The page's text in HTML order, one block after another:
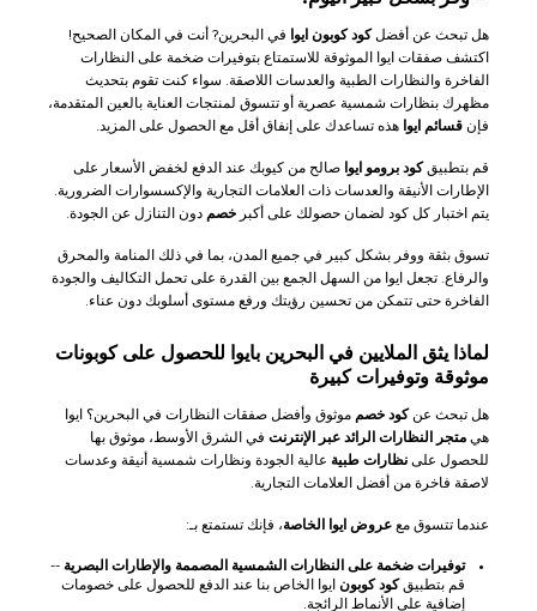
هل تبحث عن أفضلكود كوبون ايوا
في البحرين? أنت في المكان الصحيح!
اكتشف صفقات ايوا الموثوقة للاستمتاع بتوفيرات ضخمة على النظارات
الفاخرة والنظارات الطبية والعدسات اللاصقة. سواء كنت تقوم بتحديث
مظهرك بنظارات شمسية عصرية أو تتسوق لمنتجات العناية بالعين المتقدمة،
فإن قسائم ايوا هذه تساعدك على إنفاق أقل مع الحصول على المزيد.
قم بتطبيقكود برومو ايوا صالح من كيوبك عند الدفع لخفض الأسعار على
الإطارات الأنيقة والعدسات ذات العلامات التجارية والإكسسوارات الضرورية.
يتم اختبار كل كود لضمان حصولك على أكبر خصم دون التنازل عن الجودة.
تسوق بثقة ووفر بشكل كبير في جميع المدن، بما في ذلك المنامة والمحرق
والرفاع. تجعل ايوا من السهل الجمع بين القدرة على تحمل التكاليف والجودة
الفاخرة حتى تتمكن من تحسين رؤيتك ورفع مستوى أسلوبك دون عناء.
لماذا يثق الملايين في البحرين بايوا للحصول على كوبونات
موثوقة وتوفيرات كبيرة
هل تبحث عنكود خصم موثوق وأفضل صفقات النظارات في البحرين؟ ايوا
هي متجر النظارات الرائد عبر الإنترنت في الشرق الأوسط، موثوق بها
للحصول على نظارات طبية عالية الجودة ونظارات شمسية أنيقة وعدسات
لاصقة فاخرة من أفضل العلامات التجارية.
عندما تتسوق مع عروض ايوا الخاصة، فإنك تستمتع بـ:
توفيرات ضخمة على النظارات الشمسية المصممة والإطارات البصرية --
قم بتطبيقكود كوبون ايوا الخاص بنا عند الدفع للحصول على خصومات
إضافية على الأنماط الرائجة.